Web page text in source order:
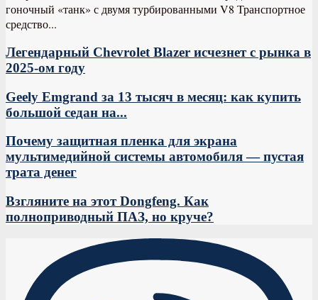
гоночный «танк» с двумя турбированными V8 Транспортное
средство...
Легендарный Chevrolet Blazer исчезнет с рынка в
2025-ом году
Geely Emgrand за 13 тысяч в месяц: как купить
большой седан на...
Почему защитная пленка для экрана
мультимедийной системы автомобиля — пустая
трата денег
Взгляните на этот Dongfeng. Как
полноприводный ПАЗ, но круче?